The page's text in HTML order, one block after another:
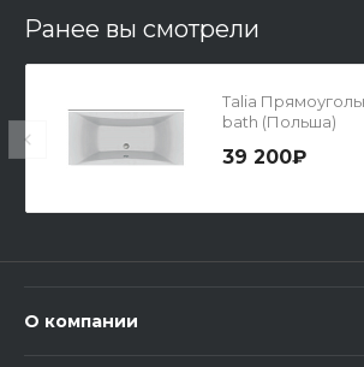
Ранее вы смотрели
Talia
bath (Польша)
39 200₽
О компании